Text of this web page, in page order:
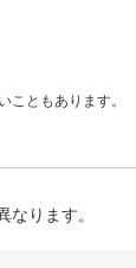
こともあります。
ります。